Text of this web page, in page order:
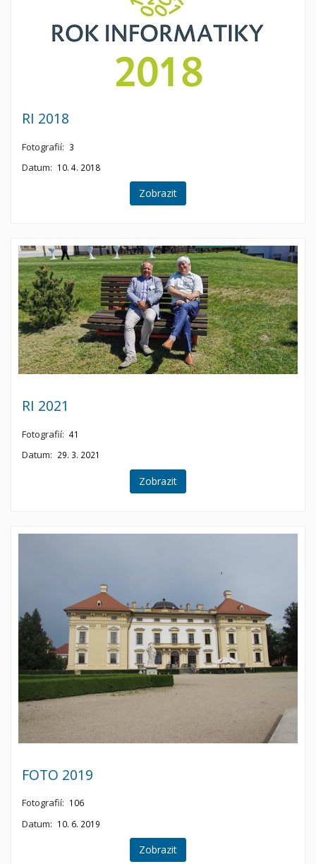
RI 2018
Fotografií: 3
Datum: 10. 4. 2018
Zobrazit
RI 2021
Fotografií: 41
Datum: 29. 3. 2021
Zobrazit
FOTO 2019
Fotografií: 106
Datum: 10. 6. 2019
Zobrazit